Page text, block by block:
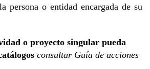
persona o entidad encargada de su
o proyecto singular pueda
consultar Guía de acciones